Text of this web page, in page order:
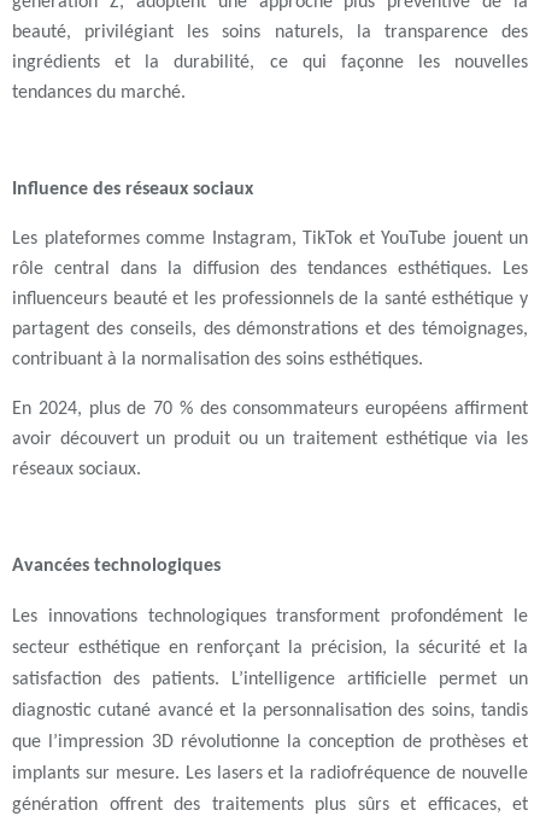
beauté, privilégiant lessoins naturels, la transparence des
ingrédients et ladurabilité, ce qui façonne les nouvelles
tendances du marché.
Influence des réseaux sociaux
Les plateformes comme Instagram, TikTok et YouTube jouent un
rôle central dans la diffusion des tendances esthétiques. Les
influenceurs beauté et les professionnels de la santé esthétique y
partagent des conseils, des démonstrations et des témoignages,
contribuant à la normalisation des soins esthétiques.
En 2024, plus de 70 % des consommateurs européens affirment
avoir découvert un produit ou un traitement esthétique via les
réseaux sociaux.
Avancées technologiques
Les innovations technologiquestransforment profondément le
secteur esthétique en renforçant la précision, la sécurité et la
satisfaction des patients. L’intelligence artificielle permet un
diagnostic cutané avancéet la personnalisation des soins, tandis
que l’impression 3Drévolutionne la conception de prothèses et
implants sur mesure. Les laserset la radiofréquence de nouvelle
génération offrent des traitements plus sûrs et efficaces, et